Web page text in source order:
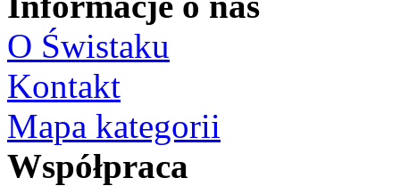
O Świstaku
Kontakt
Mapa kategorii
Współpraca